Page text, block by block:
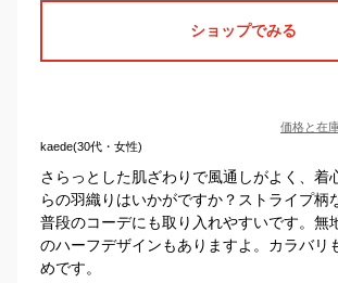
ショップでみる
価格と在
kaede(30代・女性)
さらっとした肌ざわりで風通しがよく、着
らの羽織りはいかがですか？ストライプ柄
普段のコーデにも取り入れやすいです。無
のハーフデザインもありますよ。カラバリ
めです。